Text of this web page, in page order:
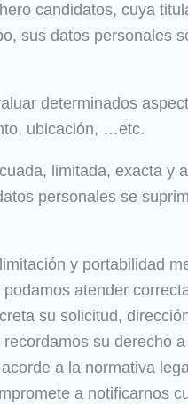
candidatos, cuya
sus datos personales
determinados
ubicación, …etc.
limitada, exacta y
personales se
y portabilidad
atender
su solicitud,
su derecho
a la normativa
a notificarnos